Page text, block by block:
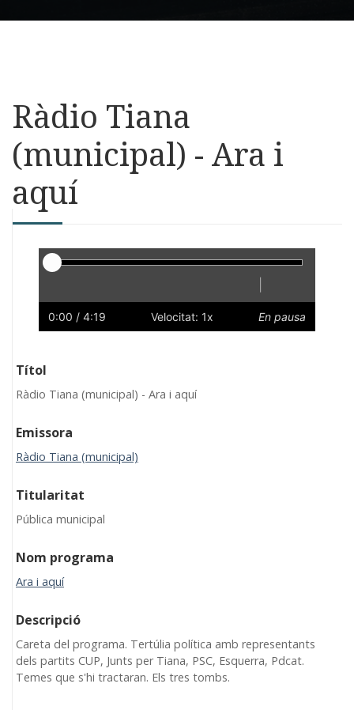
Ràdio Tiana
(municipal) - Ara i
aquí
Reproductor
Lent
0:00 / 4:19 Velocitat: 1x En pausa
Títol
Ràdio Tiana (municipal) - Ara i aquí
Emissora
Ràdio Tiana (municipal)
Titularitat
Pública municipal
Nom programa
Ara i aquí
Descripció
Careta del programa. Tertúlia política amb representants
dels partits CUP, Junts per Tiana, PSC, Esquerra, Pdcat.
Temes que s'hi tractaran. Els tres tombs.